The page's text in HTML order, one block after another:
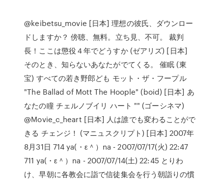
@keibetsu_movie [日本] 理想の彼氏、ダウンロー
ドしますか？ 傍聴、無料。立ち見、不可。 裁判
長！ここは懲役４年でどうすか (ゼアリズ) [日本]
そのとき、知らないあなたがでてくる。 催眠 (東
宝) すべての若き野郎ども モット・ザ・フープル
"The Ballad of Mott The Hoople" (boid) [日本] あ
なたの瞳 チェルノブイリ ハート "" (ゴーシネマ)
@Movie_c_heart [日本] 人は誰でも変わることがで
きる チェンジ！ (マニュスクリプト) [日本] 2007年
8月31日 714 ya(・ε＾）na - 2007/07/17(火) 22:47
711 ya(・ε＾）na - 2007/07/14(土) 22:45 とりわ
け、早朝に各教会に詣で信徒集会を行う朝詣りの慣